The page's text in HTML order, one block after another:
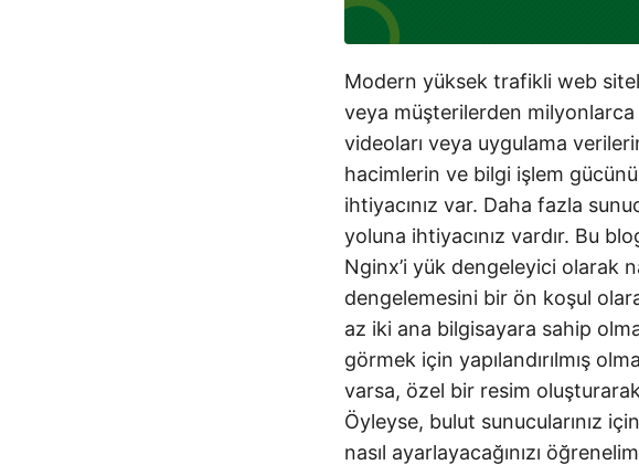
Modern yüksek trafikli web
veya müşterilerden
videoları veya uygulama
hacimlerin ve bilgi işlem
ihtiyacınız var. Daha fazla
yoluna ihtiyacınız vardır. Bu
Nginx’i yük dengeleyici olarak
dengelemesini bir ön koşul
az iki ana bilgisayara sahip
görmek için yapılandırılmış
varsa, özel bir resim
Öyleyse, bulut sunucularınız
nasıl ayarlayacağınızı